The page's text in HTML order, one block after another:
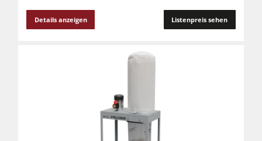
Details anzeigen Listenpreis sehen